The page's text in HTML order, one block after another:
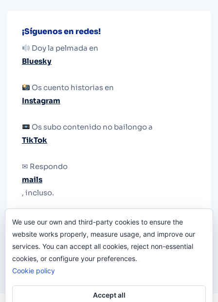
¡Síguenos en redes!
Doy la pelmada en
Bluesky
Os cuento historias en
Instagram
Os subo contenido no bailongo a
TikTok
✉ Respondo
mails
, incluso.
le quiten el teléfono.
We use our own and third-party cookies to ensure the
website works properly, measure usage, and improve our
services. You can accept all cookies, reject non-essential
cookies, or configure your preferences.
Cookie policy
Accept all